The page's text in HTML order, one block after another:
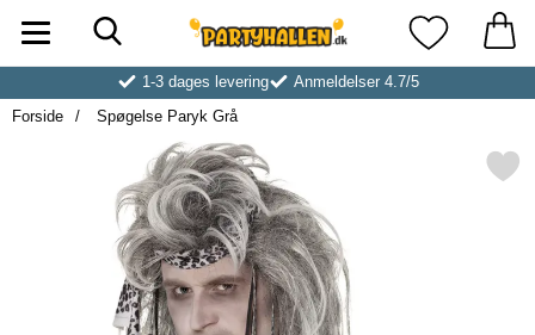
Startside for Partyhallen AB Mine
1-3 dages levering
Anmeldelser 4.7/5
Forside
Spøgelse Paryk Grå
Markér spøgelse